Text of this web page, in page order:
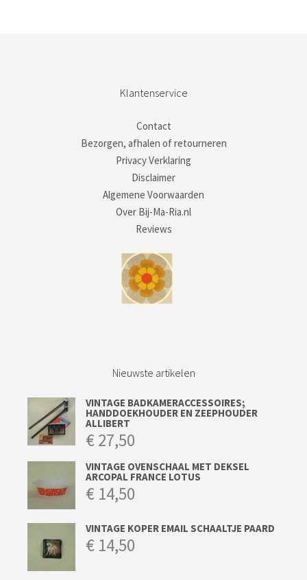
Klantenservice
Contact
Bezorgen, afhalen of retourneren
Privacy Verklaring
Disclaimer
Algemene Voorwaarden
Over Bij-Ma-Ria.nl
Reviews
Nieuwste artikelen
VINTAGE BADKAMERACCESSOIRES;
HANDDOEKHOUDER EN ZEEPHOUDER
ALLIBERT
€27,50
VINTAGE OVENSCHAAL MET DEKSEL
ARCOPAL FRANCE LOTUS
€ 14,50
VINTAGE KOPER EMAIL SCHAALTJE PAARD
€ 14,50